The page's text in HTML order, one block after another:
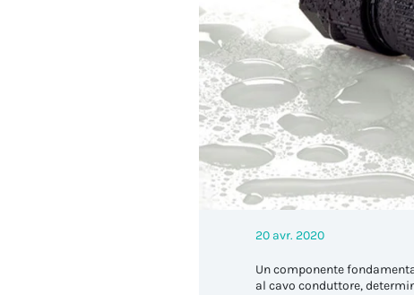
20 avr. 2020
Un componente
al cavo conduttore,